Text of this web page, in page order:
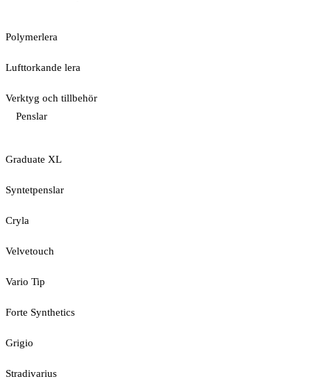
Polymerlera
Lufttorkande lera
Verktyg och tillbehör
Penslar
Graduate XL
Syntetpenslar
Cryla
Velvetouch
Vario Tip
Forte Synthetics
Grigio
Stradivarius